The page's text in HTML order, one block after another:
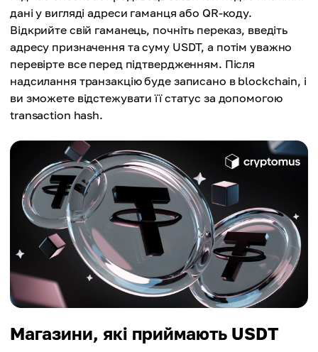
дані у вигляді адреси гаманця або QR-коду.
Відкрийте свій гаманець, почніть переказ, введіть
адресу призначення та суму USDT, а потім уважно
перевірте все перед підтвердженням. Після
надсилання транзакцію буде записано в blockchain, і
ви зможете відстежувати її статус за допомогою
transaction hash.
Магазини, які приймають USDT